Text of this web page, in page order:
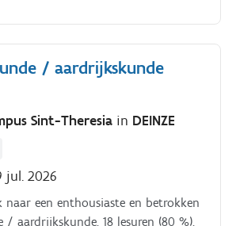
/ aardrijkskunde
Sint-Theresia in DEINZE
jul. 2026
naar een enthousiaste en betrokken
/ aardrijkskunde. 18 lesuren (80 %).